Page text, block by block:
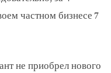
частном бизнесе7
не приобрел нового